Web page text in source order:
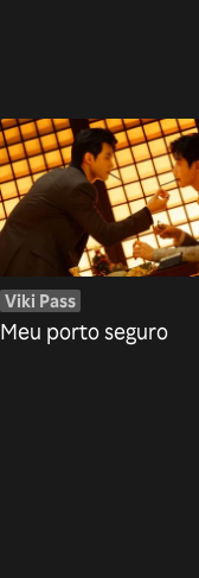
Viki Pass
Meu porto seguro